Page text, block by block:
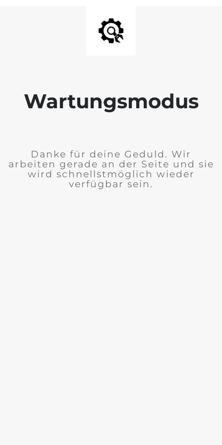
Wartungsmodus
Danke für deine Geduld. Wir
arbeiten gerade an der Seite und sie
wird schnellstmöglich wieder
verfügbar sein.